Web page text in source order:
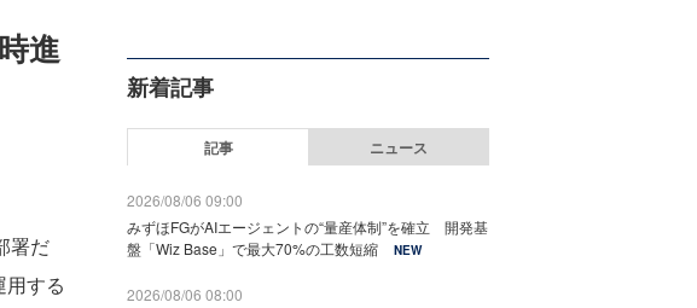
進
署だ
する
新着記事
記事 ニュース
2026/08/06 09:00
みずほFGがAIエージェントの“量産体制”を確立 開発基
盤「Wiz Base」で最大70%の工数短縮
NEW
2026/08/06 08:00